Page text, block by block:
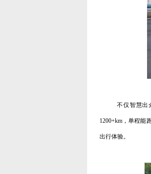
不仅智慧出
1200+km ，单程能
出行体验。